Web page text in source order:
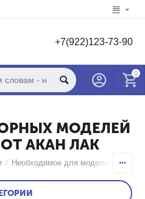
+7(922)123-73-90
0
МОДЕЛЕЙ
АКАН ЛАК
/ Необходимое для моделей